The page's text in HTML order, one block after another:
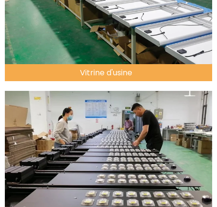
Vitrine d'usine